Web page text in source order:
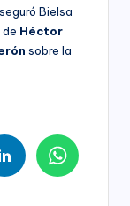
Bielsa
Héctor
sobre la